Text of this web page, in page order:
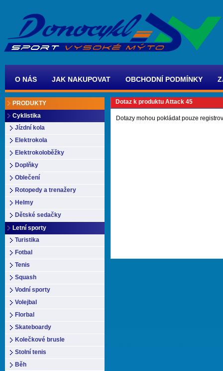
O NÁS JAK NAKUPOVAT OBCHODNÍ PODMÍNKY
PRODUKTY
Cyklistika
Jízdní kola
Elektrokola
Elektrokoloběžky
Doplňky
Oblečení
Rotopedy a trenažery
Helmy
Dětské sedačky
Letní sporty
Turistika
Fotbal
Tenis
Squash
Vodní sporty
Volejbal
Florbal
Skateboardy
Kolečkové brusle
Stolní tenis
Běh
Dotaz k produktu Attack 45
Dotazy mohou pokládat pouze